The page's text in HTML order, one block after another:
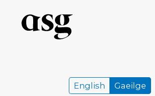
English Gaeilge